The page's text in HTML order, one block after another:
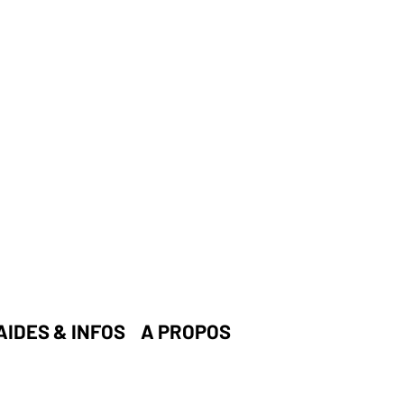
& INFOS A PROPOS